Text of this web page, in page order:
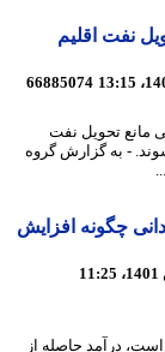
اقلیم
66885074
تحویل نفت
به گزارش گروه
چگونه افزایش
است، درآمد حاصله از